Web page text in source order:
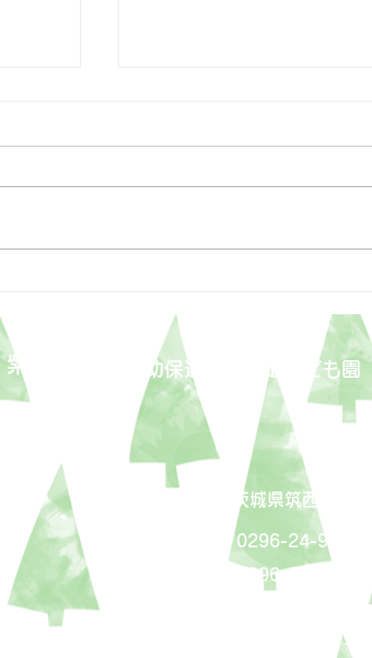
3月31日
紫泉福祉会 ​幼保連携型認定こども園
〒308-0051 茨城県筑西市岡
ＴＥＬ：0296-24-9131
ＦＡＸ：0296-24-9361
copyright©2021 ShisenFukushikai HaguroHoikuen